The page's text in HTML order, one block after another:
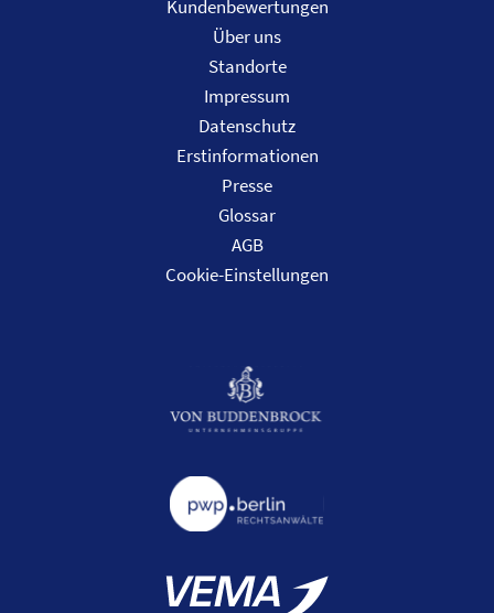
Kundenbewertungen
Über uns
Standorte
Impressum
Datenschutz
Erstinformationen
Presse
Glossar
AGB
Cookie-Einstellungen